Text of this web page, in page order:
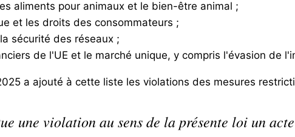
aliments pour animaux et le bien-être animal ;
et les droits des consommateurs ;
sécurité des réseaux ;
de l'UE et le marché unique, y compris l'évasion de
a ajouté à cette liste les violations des mesures
une violation au sens de la présente loi un